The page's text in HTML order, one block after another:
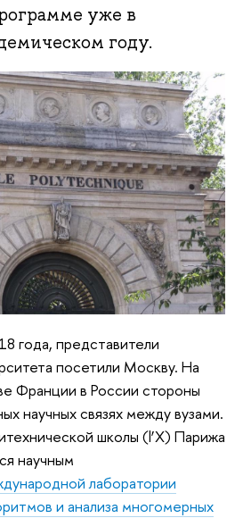
уже в
году.
года, представители
посетили Москву. На
Франции в России стороны
научных связях между вузами.
школы (l’X) Парижа
научным
лаборатории
и анализа многомерных